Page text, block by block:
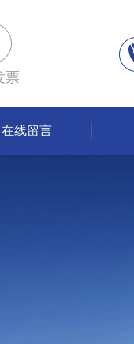
票
在线留言